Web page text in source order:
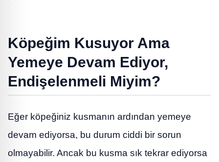
Köpeğim Kusuyor Ama
Yemeye Devam Ediyor,
Endişelenmeli Miyim?
Eğer köpeğiniz kusmanın ardından yemeye
devam ediyorsa, bu durum ciddi bir sorun
olmayabilir. Ancak bu kusma sık tekrar ediyorsa